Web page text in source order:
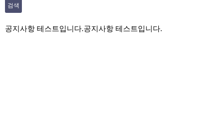
검색
공지사항 테스트입니다.공지사항 테스트입니다.